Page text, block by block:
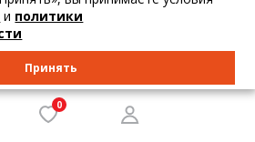
НОВИНКА
и политики
Принять
0